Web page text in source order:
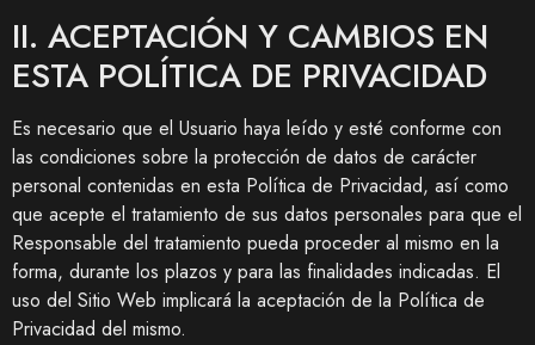
II. ACEPTACIÓN Y CAMBIOS EN
ESTA POLÍTICA DE PRIVACIDAD
Es necesario que el Usuario haya leído y esté conforme con
las condiciones sobre la protección de datos de carácter
personal contenidas en esta Política de Privacidad, así como
que acepte el tratamiento de sus datos personales para que el
Responsable del tratamiento pueda proceder al mismo en la
forma, durante los plazos y para las finalidades indicadas. El
uso del Sitio Web implicará la aceptación de la Política de
Privacidad del mismo.